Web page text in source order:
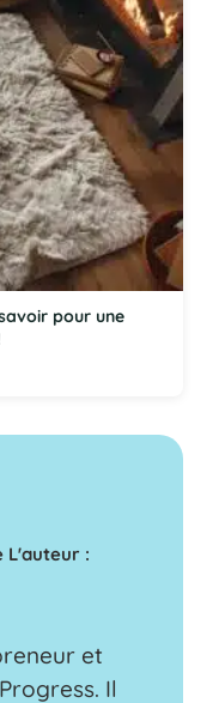
pour une
L'auteur :
et
Il